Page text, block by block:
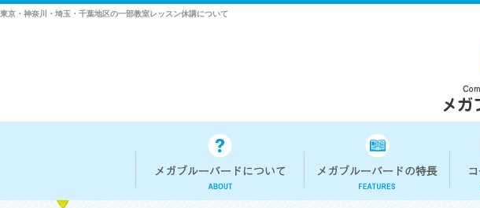
東京・神奈川・埼玉・千葉地区の一部教室レッスン休講について